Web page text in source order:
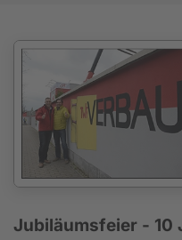
Jubiläumsfeier - 10